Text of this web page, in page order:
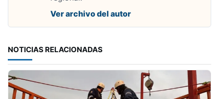
Ver archivo del autor
NOTICIAS RELACIONADAS